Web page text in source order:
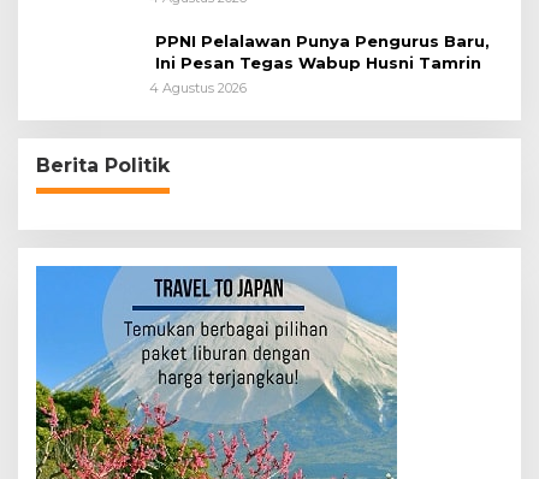
PPNI Pelalawan Punya Pengurus Baru,
Ini Pesan Tegas Wabup Husni Tamrin
4 Agustus 2026
Berita Politik